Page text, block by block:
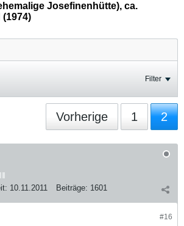
Josefinenhütte), ca.
(1974)
Filter
Vorherige 1 2
10.11.2011 Beiträge: 1601
#16